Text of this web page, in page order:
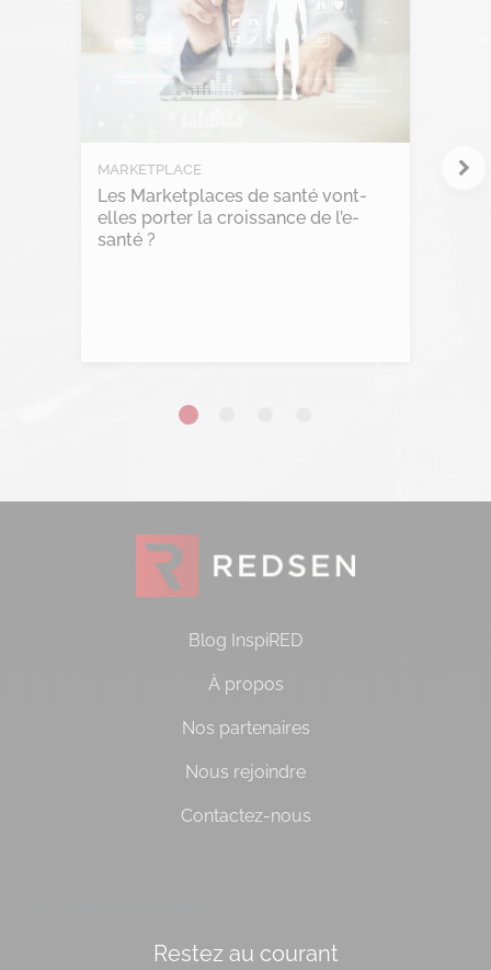
Intelligence collective
Marketplace
Transformation Digitale
MARKETPLACE
Les Marketplaces de santé vont-
elles porter la croissance de l’e-
santé ?
Blog InspiRED
À propos
Nos partenaires
Nous rejoindre
Contactez-nous
Restez au courant